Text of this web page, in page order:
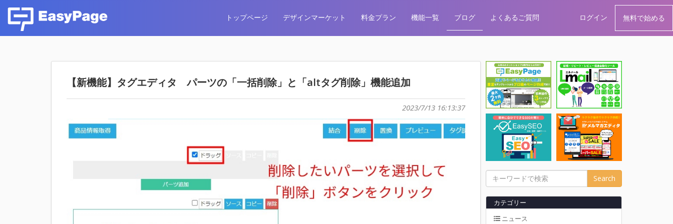
トップページ デザインマーケット 料金プラン 機能一覧 ブログ よくあるご質問 ログイン 無料で始める
【新機能】タグエディタ パーツの「一括削除」と「altタグ削除」機能追加
2023/7/13 16:13:37
Search
カテゴリー
ニュース